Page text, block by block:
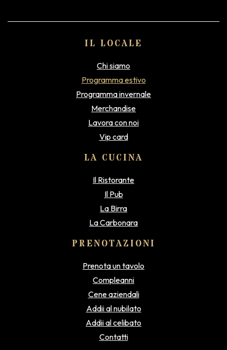
IL LOCALE
Chi siamo
Programma estivo
Programma invernale
Merchandise
Lavora con noi
Vip card
LA CUCINA
Il Ristorante
Il Pub
La Birra
La Carbonara
PRENOTAZIONI
Prenota un tavolo
Compleanni
Cene aziendali
Addii al nubilato
Addii al celibato
Contatti